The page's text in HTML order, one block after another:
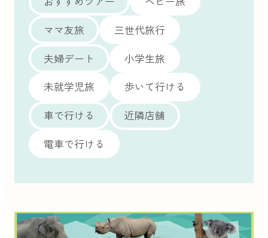
ママ友旅
三世代旅行
夫婦デート
小学生旅
未就学児旅
歩いて行ける
車で行ける
近隣店舗
電車で行ける